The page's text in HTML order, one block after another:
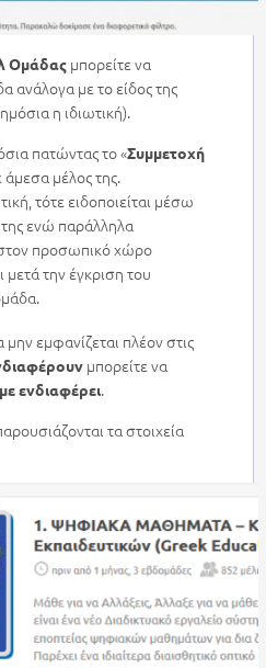
Ομάδας μπορείτε να
ανάλογα με το είδος της
η ιδιωτική).
πατώντας το «Συμμετοχή
άμεσα μέλος της.
τότε ειδοποιείται μέσω
της ενώ παράλληλα
προσωπικό χώρο
την έγκριση του
εμφανίζεται πλέον στις
μπορείτε να
ενδιαφέρει.
τα στοιχεία